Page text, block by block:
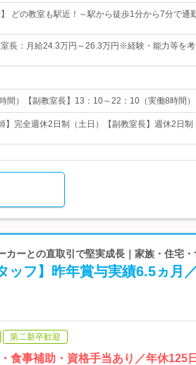
どの教室も駅近！～駅から徒歩1分から7分で通
長：月給24.3万円～26.3万円※経験・能力等を
間）【副教室長】13：10～22：10（実働8時間
】完全週休2日制（土日）【副教室長】週休2日制
ーとの直取引で堅実成長｜家族・住宅・
ッフ】昨年賞与実績6.5ヵ月
第二新卒歓迎
事補助・資格手当あり／年休125